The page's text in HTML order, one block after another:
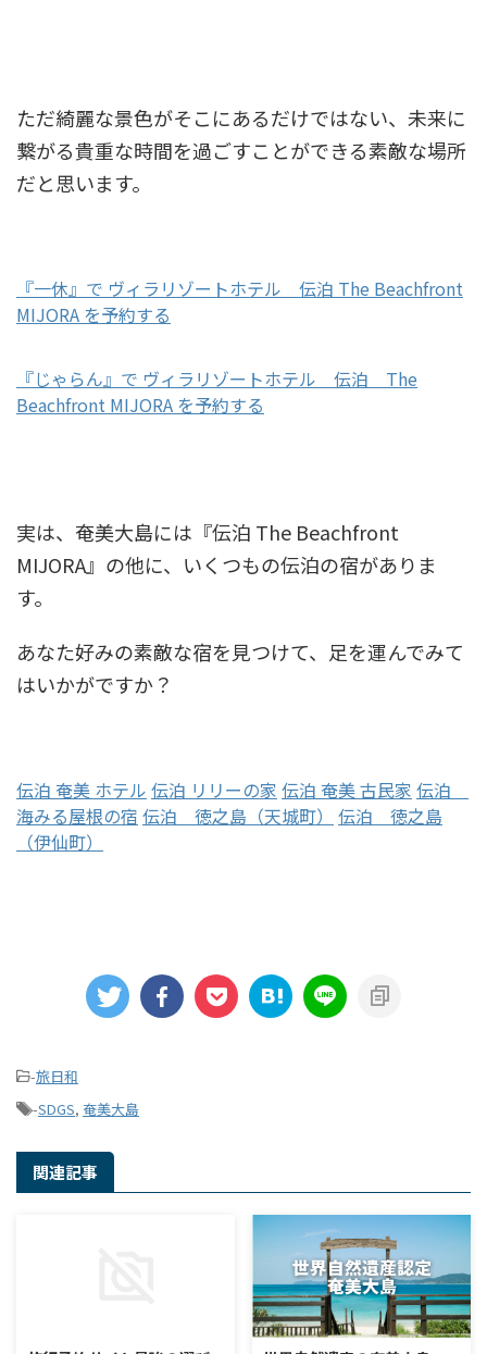
ただ綺麗な景色がそこにあるだけではない、未来に
繋がる貴重な時間を過ごすことができる素敵な場所
だと思います。
『一休』で ヴィラリゾートホテル 伝泊 The Beachfront
MIJORA を予約する
『じゃらん』で ヴィラリゾートホテル 伝泊 The
Beachfront MIJORA を予約する
実は、奄美大島には『伝泊 The Beachfront
MIJORA』の他に、いくつもの伝泊の宿がありま
す。
あなた好みの素敵な宿を見つけて、足を運んでみて
はいかがですか？
伝泊 奄美 ホテル 伝泊 リリーの家 伝泊 奄美 古民家 伝泊
海みる屋根の宿 伝泊 徳之島（天城町）
伝泊 徳之島
（伊仙町）
-旅日和
-SDGS, 奄美大島
関連記事